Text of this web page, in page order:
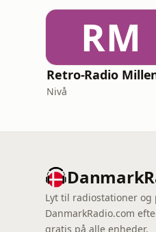
RM
Nivå
Lyt til radiostationer og
DanmarkRadio.com
gratis på alle enheder.